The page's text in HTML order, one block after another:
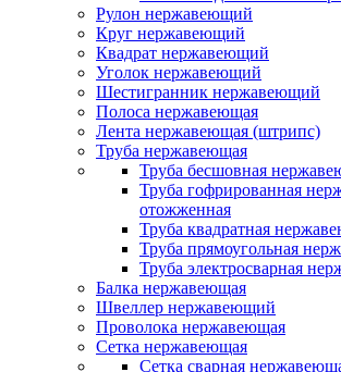
Рулон нержавеющий
Круг нержавеющий
Квадрат нержавеющий
Уголок нержавеющий
Шестигранник нержавеющий
Полоса нержавеющая
Лента нержавеющая (штрипс)
Труба нержавеющая
Труба бесшовная
Труба гофрированная
отожженная
Труба квадратная
Труба прямоугольная
Труба электросварная
Балка нержавеющая
Швеллер нержавеющий
Проволока нержавеющая
Сетка нержавеющая
Сетка сварная